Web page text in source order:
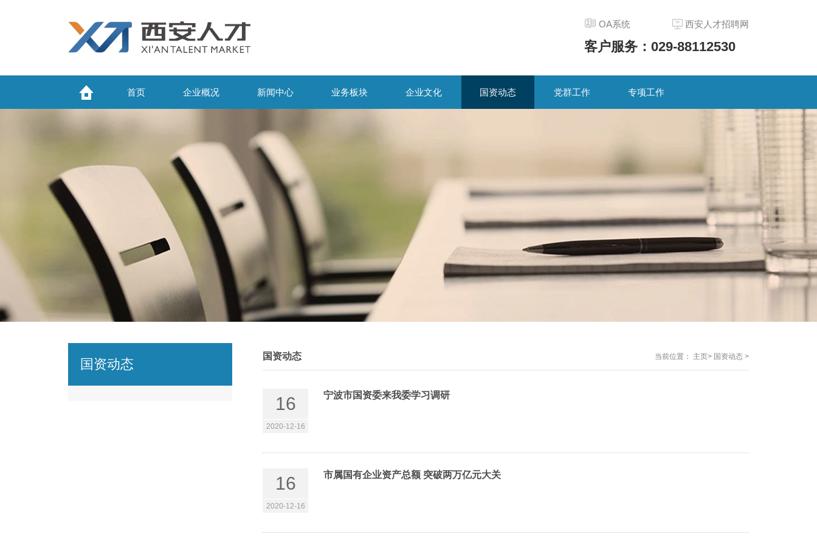
OA系统 西安人才招聘网
客户服务：029-88112530
首页 企业概况 新闻中心 业务板块 企业文化 国资动态 党群工作 专项工作
当前位置： 主页> 国资动态 >
国资动态
16
2020-12-16
宁波市国资委来我委学习调研
16
2020-12-16
市属国有企业资产总额 突破两万亿元大关
国资动态